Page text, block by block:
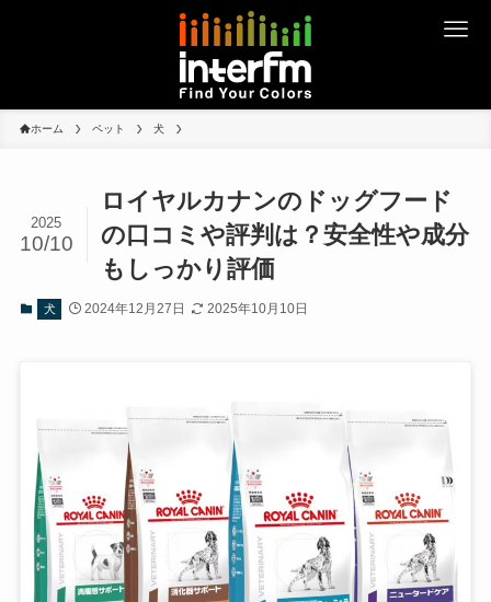
ホーム ペット 犬
ロイヤルカナンのドッグフード
の口コミや評判は？安全性や成分
もしっかり評価
2025
10/10
犬 2024年12月27日 2025年10月10日